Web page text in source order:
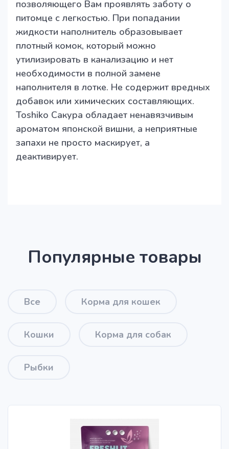
позволяющего Вам проявлять заботу о
питомце с легкостью. При попадании
жидкости наполнитель образовывает
плотный комок, который можно
утилизировать в канализацию и нет
необходимости в полной замене
наполнителя в лотке. Не содержит вредных
добавок или химических составляющих.
Toshiko Сакура обладает ненавязчивым
ароматом японской вишни, а неприятные
запахи не просто маскирует, а
деактивирует.
Популярные товары
Все Корма для кошек
Кошки Корма для собак
Рыбки